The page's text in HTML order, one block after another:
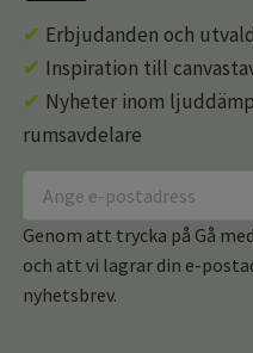
✔ Erbjudanden och
✔ Inspiration till
✔ Nyheter inom
rumsavdelare
Genom att trycka på Gå
och att vi lagrar din e-
nyhetsbrev.